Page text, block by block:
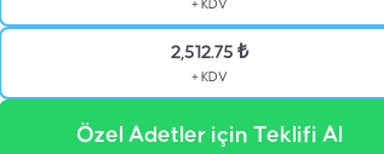
+ KDV
2,512.75 ₺
+ KDV
Özel Adetler için Teklifi Al